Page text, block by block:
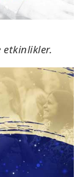
etkinlikler.